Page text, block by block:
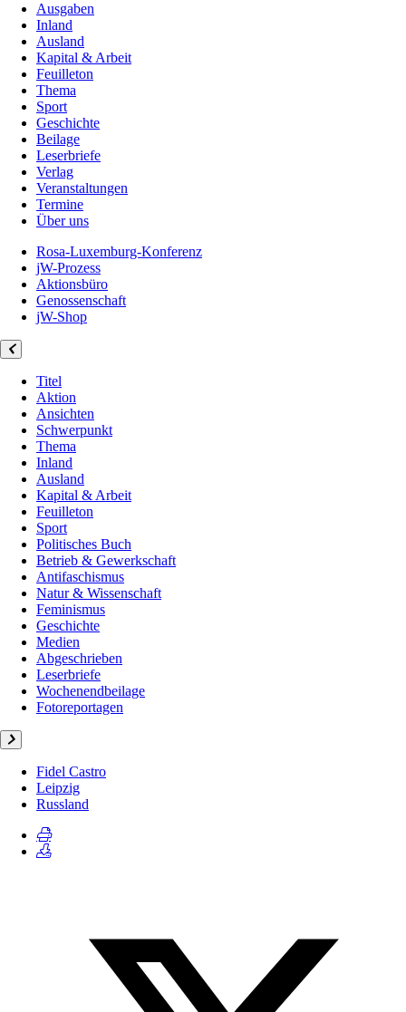
Ausgaben
Inland
Ausland
Kapital & Arbeit
Feuilleton
Thema
Sport
Geschichte
Beilage
Leserbriefe
Verlag
Veranstaltungen
Termine
Über uns
Rosa-Luxemburg-Konferenz
jW-Prozess
Aktionsbüro
Genossenschaft
jW-Shop
Titel
Aktion
Ansichten
Schwerpunkt
Thema
Inland
Ausland
Kapital & Arbeit
Feuilleton
Sport
Politisches Buch
Betrieb & Gewerkschaft
Antifaschismus
Natur & Wissenschaft
Feminismus
Geschichte
Medien
Abgeschrieben
Leserbriefe
Wochenendbeilage
Fotoreportagen
Fidel Castro
Leipzig
Russland